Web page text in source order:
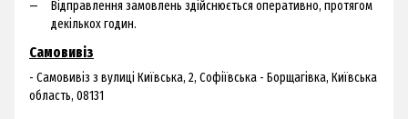
Відправлення замовлень здійснюється оперативно, протягом
декількох годин.
Самовивіз
- Самовивіз з вулиці Київська, 2, Софіївська - Борщагівка, Київська
область, 08131